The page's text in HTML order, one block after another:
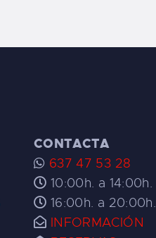
CONTACTA
637 47 53 28
10:00h. a 14:00h.
16:00h. a 20:00h.
INFORMACIÓN